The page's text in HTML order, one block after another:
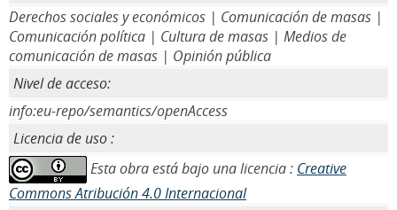
Derechos sociales y económicos | Comunicación de masas |
Comunicación política | Cultura de masas | Medios de
comunicación de masas | Opinión pública
Nivel de acceso:
info:eu-repo/semantics/openAccess
Licencia de uso :
Esta obra está bajo una licencia : Creative
Commons Atribución 4.0 Internacional